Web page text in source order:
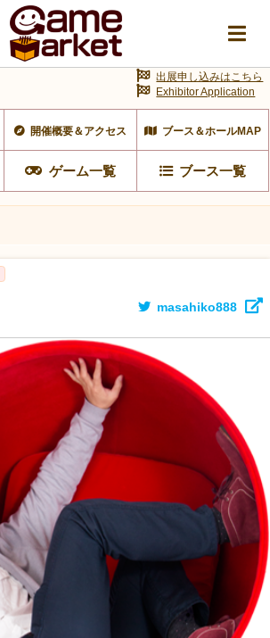
開催概要＆アクセス ブース＆ホールMAP
ゲーム一覧 ブース一覧
出展申し込みはこちら
Exhibitor Application
masahiko888